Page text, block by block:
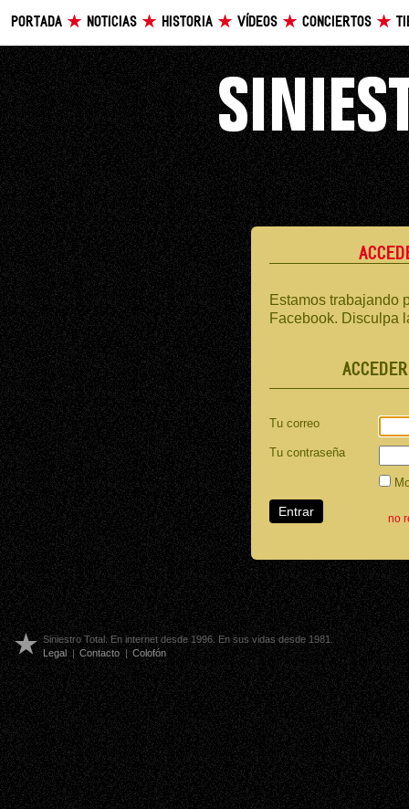
PORTADA NOTICIAS HISTORIA VÍDEOS CONCIERTOS
Estamos trabajando
Facebook. Disculpa
Tu correo
Tu contraseña
no
Siniestro Total. En internet desde 1996. En sus vidas desde 1981.
Legal | Contacto | Colofón